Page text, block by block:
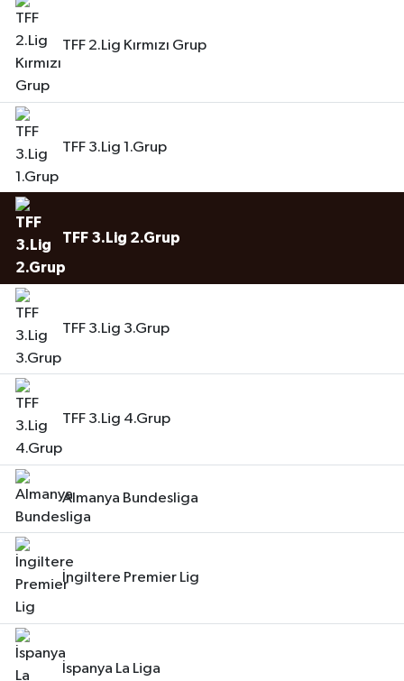
TFF 2.Lig Kırmızı Grup
TFF 3.Lig 1.Grup
TFF 3.Lig 2.Grup
TFF 3.Lig 3.Grup
TFF 3.Lig 4.Grup
Almanya Bundesliga
İngiltere Premier Lig
İspanya La Liga